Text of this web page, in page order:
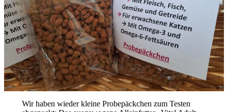
Wir haben wieder kleine Probepäckchen zum Testen